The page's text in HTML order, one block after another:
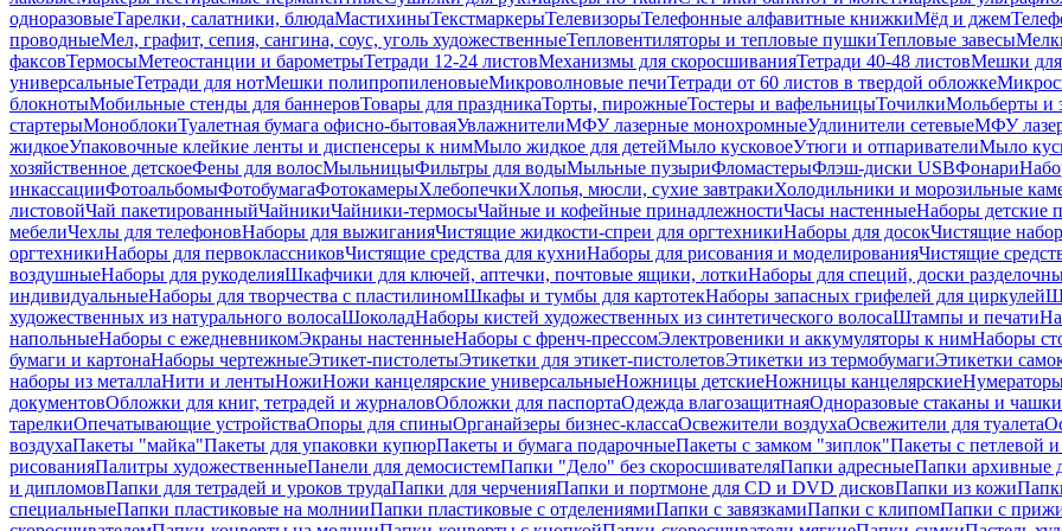
одноразовыеТарелки, салатники, блюдаМастихиныТекстмаркерыТелевизорыТелефонные алфавитные книжкиМёд и джем
проводныеМел, графит, сепия, сангина, соус, уголь художественныеТепловентиляторы и тепловые пушкиТепловые завесы
факсовТермосыМетеостанции и барометрыТетради 12-24 листовМеханизмы для скоросшиванияТетради 40-48 листовМешки для
универсальныеТетради для нотМешки полипропиленовыеМикроволновые печиТетради от 60 листов в твердой обложке
блокнотыМобильные стенды для баннеровТовары для праздникаТорты, пирожныеТостеры и вафельницыТочилкиМольберты и
стартерыМоноблокиТуалетная бумага офисно-бытоваяУвлажнителиМФУ лазерные монохромныеУдлинители сетевыеМФУ
жидкоеУпаковочные клейкие ленты и диспенсеры к нимМыло жидкое для детейМыло кусковоеУтюги и отпаривателиМыло
хозяйственное детскоеФены для волосМыльницыФильтры для водыМыльные пузыриФломастерыФлэш-диски USBФонари
инкассацииФотоальбомыФотобумагаФотокамерыХлебопечкиХлопья, мюсли, сухие завтракиХолодильники и морозильные
листовойЧай пакетированныйЧайникиЧайники-термосыЧайные и кофейные принадлежностиЧасы настенныеНаборы детские
мебелиЧехлы для телефоновНаборы для выжиганияЧистящие жидкости-спреи для оргтехникиНаборы для досокЧистящие
оргтехникиНаборы для первоклассниковЧистящие средства для кухниНаборы для рисования и моделированияЧистящие
воздушныеНаборы для рукоделияШкафчики для ключей, аптечки, почтовые ящики, лоткиНаборы для специй, доски
индивидуальныеНаборы для творчества с пластилиномШкафы и тумбы для картотекНаборы запасных грифелей для циркулей
художественных из натурального волосаШоколадНаборы кистей художественных из синтетического волосаШтампы и печати
напольныеНаборы с ежедневникомЭкраны настенныеНаборы с френч-прессомЭлектровеники и аккумуляторы к нимНаборы
бумаги и картонаНаборы чертежныеЭтикет-пистолетыЭтикетки для этикет-пистолетовЭтикетки из термобумагиЭтикетки
наборы из металлаНити и лентыНожиНожи канцелярские универсальныеНожницы детскиеНожницы канцелярские
документовОбложки для книг, тетрадей и журналовОбложки для паспортаОдежда влагозащитнаяОдноразовые стаканы и чашки
тарелкиОпечатывающие устройстваОпоры для спиныОрганайзеры бизнес-классаОсвежители воздухаОсвежители для туалета
воздухаПакеты "майка"Пакеты для упаковки купюрПакеты и бумага подарочныеПакеты с замком "зиплок"Пакеты с петлевой
рисованияПалитры художественныеПанели для демосистемПапки "Дело" без скоросшивателяПапки адресныеПапки архивные
и дипломовПапки для тетрадей и уроков трудаПапки для черченияПапки и портмоне для CD и DVD дисковПапки из кожи
специальныеПапки пластиковые на молнииПапки пластиковые с отделениямиПапки с завязкамиПапки с клипомПапки с